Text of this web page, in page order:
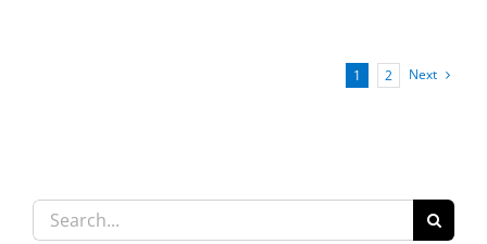
1 2 Next
Search
for: